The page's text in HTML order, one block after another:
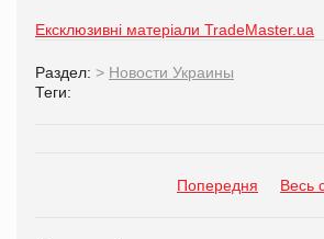
Ексклюзивні матеріали TradeMaster.ua
Раздел: > Новости Украины
Теги:
Попередня Весь